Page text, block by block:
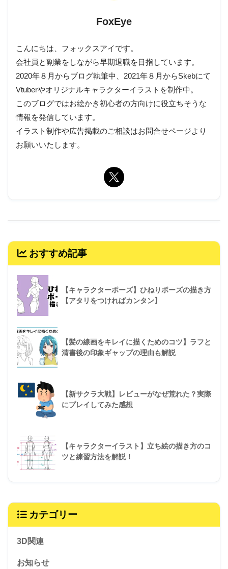
FoxEye
こんにちは、フォックスアイです。
会社員と副業をしながら早期退職を目指しています。
2020年８月からブログ執筆中、2021年８月からSkebにて
Vtuberやオリジナルキャラクターイラストを制作中。
このブログではお絵かき初心者の方向けに役立ちそうな
情報を発信しています。
イラスト制作や広告掲載のご相談はお問合せページより
お願いいたします。
おすすめ記事
【キャラクターポーズ】ひねりポーズの描き方
【アタリをつければカンタン】
【髪の線画をキレイに描くためのコツ】ラフと
清書後の印象ギャップの理由も解説
【新サクラ大戦】レビューがなぜ荒れた？実際
にプレイしてみた感想
【キャラクターイラスト】立ち絵の描き方のコ
ツと練習方法を解説！
カテゴリー
3D関連
お知らせ